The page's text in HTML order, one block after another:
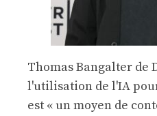
Thomas Bangalter de
l'utilisation de l'IA
est « un moyen de